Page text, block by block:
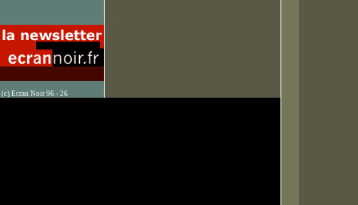
(c) Ecran Noir 96 - 26